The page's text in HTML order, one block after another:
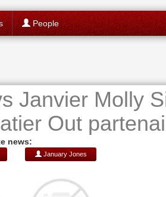
People
Janvier Molly
Out
news:
January Jones